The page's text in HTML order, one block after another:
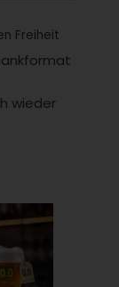
Freiheit
wieder